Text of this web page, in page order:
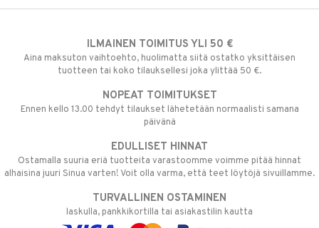
ILMAINEN TOIMITUS YLI 50 €
Aina maksuton vaihtoehto, huolimatta siitä ostatko yksittäisen
tuotteen tai koko tilauksellesi joka ylittää 50 €.
NOPEAT TOIMITUKSET
Ennen kello 13.00 tehdyt tilaukset lähetetään normaalisti samana
päivänä
EDULLISET HINNAT
Ostamalla suuria eriä tuotteita varastoomme voimme pitää hinnat
alhaisina juuri Sinua varten! Voit olla varma, että teet löytöjä sivuillamme.
TURVALLINEN OSTAMINEN
laskulla, pankkikortilla tai asiakastilin kautta